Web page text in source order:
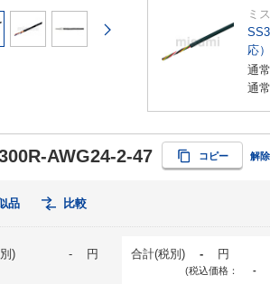
ミ
応
通
通
AWG24-2-47 コピー 解除
品 比較
) - 円 合計(税別) - 円
(税込価格： -